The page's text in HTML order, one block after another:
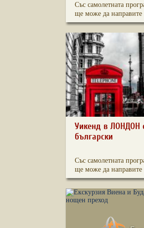
Със самолетната
ще може да
Уикенд в ЛОНДОН
български
Със самолетната
ще може да